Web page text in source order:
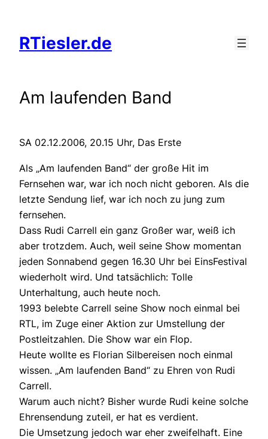
springen
RTiesler.de
Am laufenden Band
SA 02.12.2006, 20.15 Uhr, Das Erste
Als „Am laufenden Band“ der große Hit im
Fernsehen war, war ich noch nicht geboren. Als die
letzte Sendung lief, war ich noch zu jung zum
fernsehen.
Dass Rudi Carrell ein ganz Großer war, weiß ich
aber trotzdem. Auch, weil seine Show momentan
jeden Sonnabend gegen 16.30 Uhr bei EinsFestival
wiederholt wird. Und tatsächlich: Tolle
Unterhaltung, auch heute noch.
1993 belebte Carrell seine Show noch einmal bei
RTL, im Zuge einer Aktion zur Umstellung der
Postleitzahlen. Die Show war ein Flop.
Heute wollte es Florian Silbereisen noch einmal
wissen. „Am laufenden Band“ zu Ehren von Rudi
Carrell.
Warum auch nicht? Bisher wurde Rudi keine solche
Ehrensendung zuteil, er hat es verdient.
Die Umsetzung jedoch war eher zweifelhaft. Eine